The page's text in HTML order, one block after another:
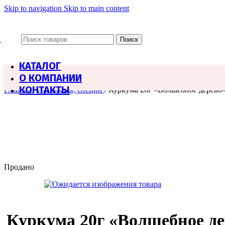
Skip to navigation Skip to main content
Поиск
КАТАЛОГ
О КОМПАНИИ
КОНТАКТЫ
Главная / Приправы, специи / Куркума 20г «Волшебное дерево»
Продано
Куркума 20г «Волшебное